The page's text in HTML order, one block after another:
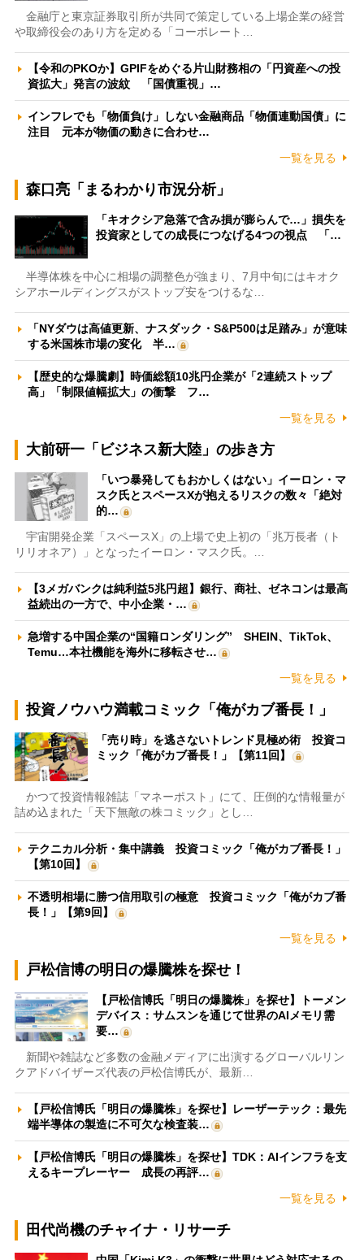
金融庁と東京証券取引所が共同で策定している上場企業の経営
や取締役会のあり方を定める「コーポレート…
【令和のPKOか】GPIFをめぐる片山財務相の「円資産への投
資拡大」発言の波紋 「国債重視」…
インフレでも「物価負け」しない金融商品「物価連動国債」に
注目 元本が物価の動きに合わせ…
一覧を見る
森口亮「まるわかり市況分析」
「キオクシア急落で含み損が膨らんで…」損失を
投資家としての成長につなげる4つの視点 「…
半導体株を中心に相場の調整色が強まり、7月中旬にはキオク
シアホールディングスがストップ安をつけるな…
「NYダウは高値更新、ナスダック・S&P500は足踏み」が意味
する米国株市場の変化 半…
【歴史的な爆騰劇】時価総額10兆円企業が「2連続ストップ
高」「制限値幅拡大」の衝撃 フ…
一覧を見る
大前研一「ビジネス新大陸」の歩き方
「いつ暴発してもおかしくはない」イーロン・マ
スク氏とスペースXが抱えるリスクの数々「絶対
的…
宇宙開発企業「スペースX」の上場で史上初の「兆万長者（ト
リリオネア）」となったイーロン・マスク氏。…
【3メガバンクは純利益5兆円超】銀行、商社、ゼネコンは最高
益続出の一方で、中小企業・…
急増する中国企業の“国籍ロンダリング” SHEIN、TikTok、
Temu…本社機能を海外に移転させ…
一覧を見る
投資ノウハウ満載コミック「俺がカブ番長！」
「売り時」を逃さないトレンド見極め術 投資コ
ミック「俺がカブ番長！」【第11回】
かつて投資情報雑誌「マネーポスト」にて、圧倒的な情報量が
詰め込まれた「天下無敵の株コミック」とし…
テクニカル分析・集中講義 投資コミック「俺がカブ番長！」
【第10回】
不透明相場に勝つ信用取引の極意 投資コミック「俺がカブ番
長！」【第9回】
一覧を見る
戸松信博の明日の爆騰株を探せ！
【戸松信博氏「明日の爆騰株」を探せ】トーメン
デバイス：サムスンを通じて世界のAIメモリ需
要…
新聞や雑誌など多数の金融メディアに出演するグローバルリン
クアドバイザーズ代表の戸松信博氏が、最新…
【戸松信博氏「明日の爆騰株」を探せ】レーザーテック：最先
端半導体の製造に不可欠な検査装…
【戸松信博氏「明日の爆騰株」を探せ】TDK：AIインフラを支
えるキープレーヤー 成長の再評…
一覧を見る
田代尚機のチャイナ・リサーチ